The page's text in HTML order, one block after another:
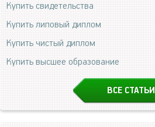
Купить свидетельства
Купить липовый диплом
Купить чистый диплом
Купить высшее образование
ВСЕ СТАТЬИ